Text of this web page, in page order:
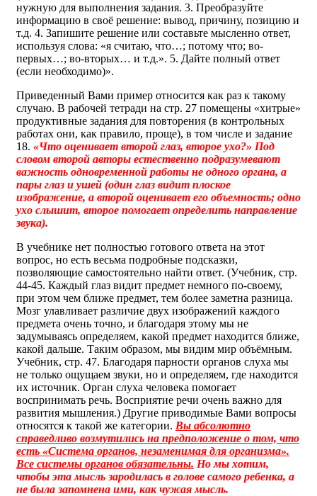
нужную для выполнения задания. 3. Преобразуйте
информацию в своё решение: вывод, причину, позицию и
т.д. 4. Запишите решение или составьте мысленно ответ,
используя слова: «я считаю, что…; потому что; во-
первых…; во-вторых… и т.д.». 5. Дайте полный ответ
(если необходимо)».
Приведенный Вами пример относится как раз к такому
случаю. В рабочей тетради на стр. 27 помещены «хитрые»
продуктивные задания для повторения (в контрольных
работах они, как правило, проще), в том числе и задание
18. «Что оценивает второй глаз, второе ухо?» Под
словом второй авторы естественно подразумевают
важность одновременной работы не одного органа, а
пары глаз и ушей (один глаз видит плоское
изображение, а второй оценивает его объемность; одно
ухо слышит, второе помогает определить направление
звука).
В учебнике нет полностью готового ответа на этот
вопрос, но есть весьма подробные подсказки,
позволяющие самостоятельно найти ответ. (Учебник, стр.
44-45. Каждый глаз видит предмет немного по-своему,
при этом чем ближе предмет, тем более заметна разница.
Мозг улавливает различие двух изображений каждого
предмета очень точно, и благодаря этому мы не
задумываясь определяем, какой предмет находится ближе,
какой дальше. Таким образом, мы видим мир объёмным.
Учебник, стр. 47. Благодаря парности органов слуха мы
не только ощущаем звуки, но и определяем, где находится
их источник. Орган слуха человека помогает
воспринимать речь. Восприятие речи очень важно для
развития мышления.) Другие приводимые Вами вопросы
относятся к такой же категории. Вы абсолютно
справедливо возмутились на предположение о том, что
есть «Система органов, незаменимая для организма».
Все системы органов обязательны. Но мы хотим,
чтобы эта мысль зародилась в голове самого ребенка, а
не была запомнена ими, как чужая мысль.